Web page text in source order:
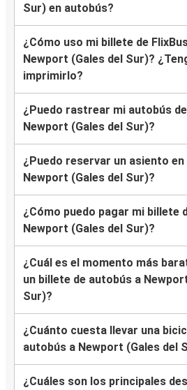
Sur) en autobús?
¿Cómo uso mi billete de
Newport (Gales del Sur)?
imprimirlo?
¿Puedo rastrear mi autobús
Newport (Gales del Sur)?
¿Puedo reservar un asiento en
Newport (Gales del Sur)?
¿Cómo puedo pagar mi billete
Newport (Gales del Sur)?
¿Cuál es el momento más
un billete de autobús a
Sur)?
¿Cuánto cuesta llevar una
autobús a Newport (Gales del
¿Cuáles son los principales